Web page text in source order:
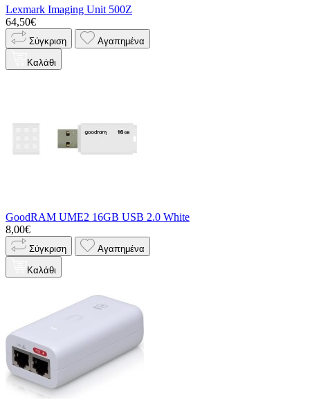
Lexmark Imaging Unit 500Z
64,50€
Σύγκριση Αγαπημένα
Καλάθι
GoodRAM UME2 16GB USB 2.0 White
8,00€
Σύγκριση Αγαπημένα
Καλάθι